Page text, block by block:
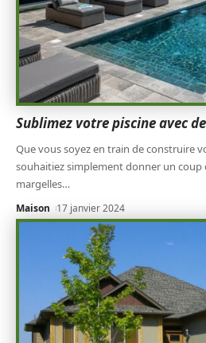
Sublimez votre piscine avec
Que vous soyez en train de construire
souhaitiez simplement donner un coup
margelles…
Maison 17 janvier 2024